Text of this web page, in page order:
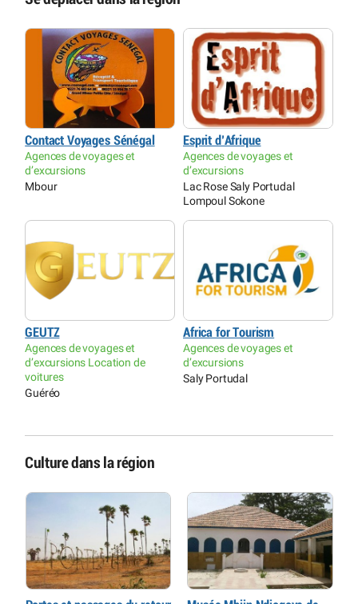
Contact Voyages Sénégal
Agences de voyages et
d’excursions
Mbour
Esprit d’Afrique
Agences de voyages et
d’excursions
Lac Rose Saly Portudal
Lompoul Sokone
GEUTZ
Agences de voyages et
d’excursions Location de
voitures
Guéréo
Africa for Tourism
Agences de voyages et
d’excursions
Saly Portudal
Culture dans la région